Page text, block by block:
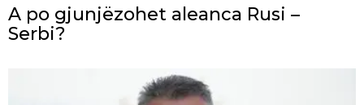
A po gjunjëzohet aleanca Rusi –
Serbi?